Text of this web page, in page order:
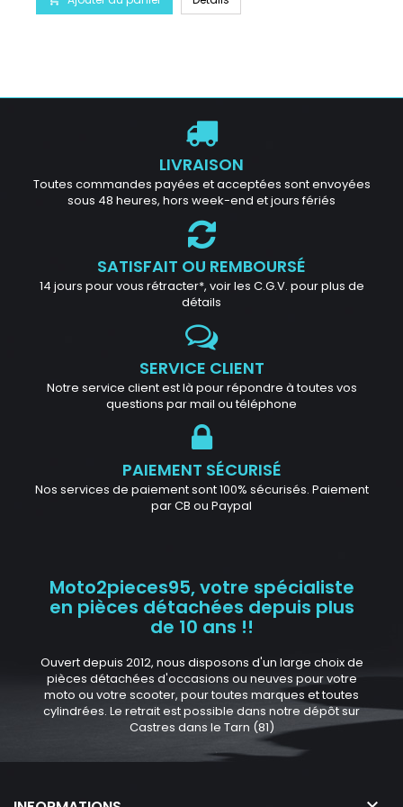
LIVRAISON
Toutes commandes payées et acceptées sont envoyées
sous 48 heures, hors week-end et jours fériés
SATISFAIT OU REMBOURSÉ
14 jours pour vous rétracter*, voir les C.G.V. pour plus de
détails
SERVICE CLIENT
Notre service client est là pour répondre à toutes vos
questions par mail ou téléphone
PAIEMENT SÉCURISÉ
Nos services de paiement sont 100% sécurisés. Paiement
par CB ou Paypal
Moto2pieces95, votre spécialiste
en pièces détachées depuis plus
de 10 ans !!
Ouvert depuis 2012, nous disposons d'un large choix de
pièces détachées d'occasions ou neuves pour votre
moto ou votre scooter, pour toutes marques et toutes
cylindrées. Le retrait est possible dans notre dépôt sur
Castres dans le Tarn (81)